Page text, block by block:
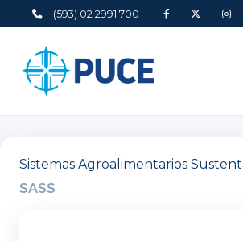
(593) 02 2991 700
Sistemas Agroalimentarios
SASS